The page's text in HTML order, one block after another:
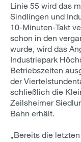
Linie 55 wird das
Sindlingen und
10-Minuten-Takt
schon in den
wurde, wird das
Industriepark
Betriebszeiten
der
schließlich die
Zeilsheimer
Bahn erhält.
„Bereits die